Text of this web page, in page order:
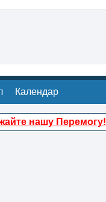
Календар
нашу Перемогу!